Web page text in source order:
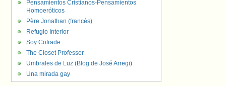
Pensamientos Cristianos-Pensamientos
Homoeróticos
Père Jonathan (francés)
Refugio Interior
Soy Cofrade
The Closet Professor
Umbrales de Luz (Blog de José Arregi)
Una mirada gay